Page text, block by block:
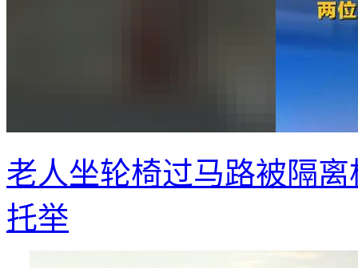
老人坐轮椅过马路被隔
托举